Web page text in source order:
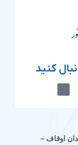
کنید
-
اوقاف –